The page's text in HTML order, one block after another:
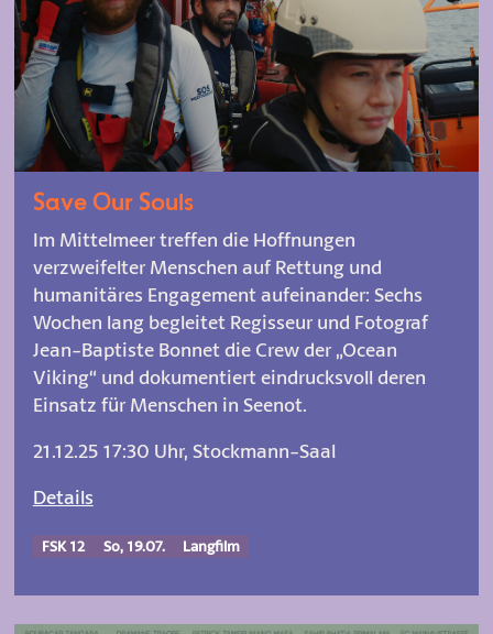
Save Our Souls
Im Mittelmeer treffen die Hoffnungen
verzweifelter Menschen auf Rettung und
humanitäres Engagement aufeinander: Sechs
Wochen lang begleitet Regisseur und Fotograf
Jean-Baptiste Bonnet die Crew der „Ocean
Viking“ und dokumentiert eindrucksvoll deren
Einsatz für Menschen in Seenot.
21.12.25 17:30 Uhr, Stockmann-Saal
Details
FSK 12 So, 19.07. Langfilm